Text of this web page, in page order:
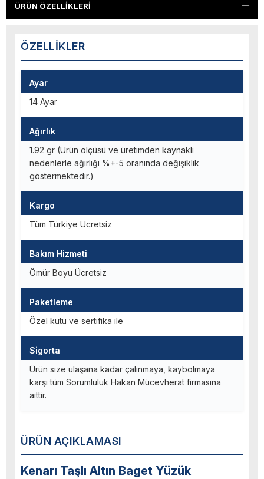
ÜRÜN ÖZELLIKLERI
ÜRÜN AÇIKLAMASI
Kenarı Taşlı Altın Baget Yüzük
ÖZELLIKLER
Ayar
14 Ayar
Ağırlık
1.92 gr (Ürün ölçüsü ve üretimden kaynaklı
nedenlerle ağırlığı %+-5 oranında değişiklik
göstermektedir.)
Kargo
Tüm Türkiye Ücretsiz
Bakım Hizmeti
Ömür Boyu Ücretsiz
Paketleme
Özel kutu ve sertifika ile
Sigorta
Ürün size ulaşana kadar çalınmaya, kaybolmaya
karşı tüm Sorumluluk Hakan Mücevherat firmasına
aittir.